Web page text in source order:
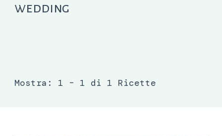
wedding
Mostra: 1 – 1 di 1 Ricette